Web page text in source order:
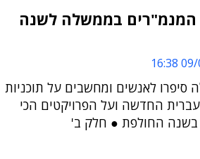
בממשלה לשנה
09/
סיפרו לאנשים ומחשבים על תוכניות
החדשה ועל הפרויקטים הכי
בשנה החולפת ● חלק ב'